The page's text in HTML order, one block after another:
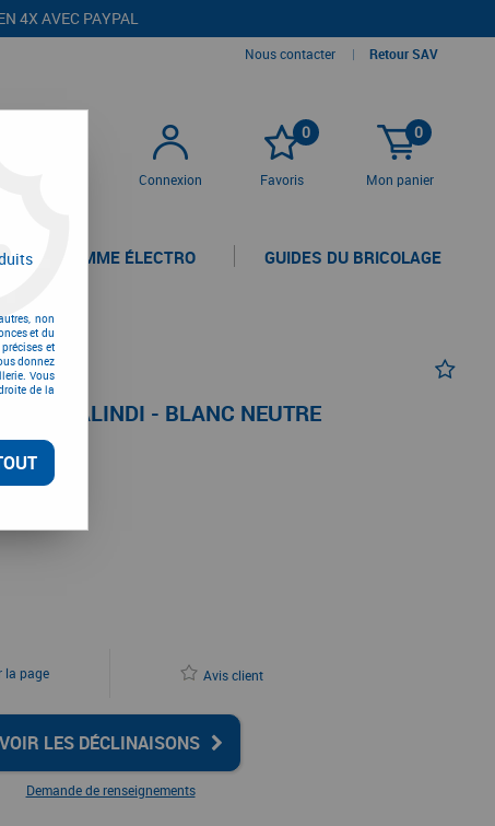
4X AVEC PAYPAL
Nous contacter | Retour SAV
Connexion
0
Favoris
0
Mon panier
LA GAMME ÉLECTRO GUIDES DU BRICOLAGE
MALINDI - BLANC NEUTRE
la page Avis client
VOIR LES DÉCLINAISONS
Demande de renseignements
non
et du
et
donnez
Vous
de la